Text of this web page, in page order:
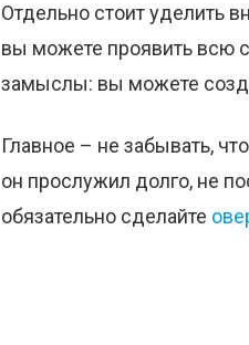
Отдельно стоит уделить
вы можете проявить всю
замыслы: вы можете
Главное – не забывать,
он прослужил долго, не
обязательно сделайте